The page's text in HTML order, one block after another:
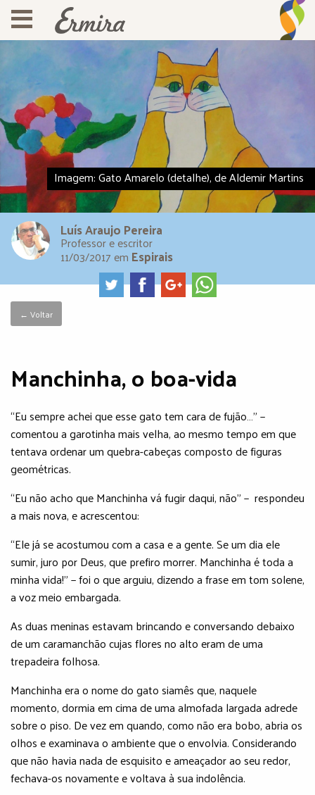
Imagem: Gato Amarelo (detalhe), de Aldemir Martins
Luís Araujo Pereira
Professor e escritor
11/03/2017 em Espirais
← Voltar
Manchinha, o boa-vida
“Eu sempre achei que esse gato tem cara de fujão…” −
comentou a garotinha mais velha, ao mesmo tempo em que
tentava ordenar um quebra-cabeças composto de figuras
geométricas.
“Eu não acho que Manchinha vá fugir daqui, não” − respondeu
a mais nova, e acrescentou:
“Ele já se acostumou com a casa e a gente. Se um dia ele
sumir, juro por Deus, que prefiro morrer. Manchinha é toda a
minha vida!” − foi o que arguiu, dizendo a frase em tom solene,
a voz meio embargada.
As duas meninas estavam brincando e conversando debaixo
de um caramanchão cujas flores no alto eram de uma
trepadeira folhosa.
Manchinha era o nome do gato siamês que, naquele
momento, dormia em cima de uma almofada largada adrede
sobre o piso. De vez em quando, como não era bobo, abria os
olhos e examinava o ambiente que o envolvia. Considerando
que não havia nada de esquisito e ameaçador ao seu redor,
fechava-os novamente e voltava à sua indolência.